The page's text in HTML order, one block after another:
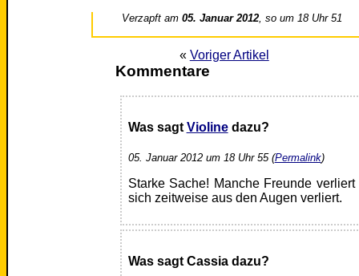
Verzapft am05. Januar 2012, so um 18 Uhr 51
« Voriger Artikel
Kommentare
Was sagt Violinedazu?
05. Januar 2012 um 18 Uhr 55 (Permalink)
Starke Sache! Manche Freunde
sich zeitweise aus den Augen verliert.
Was sagt Cassia dazu?